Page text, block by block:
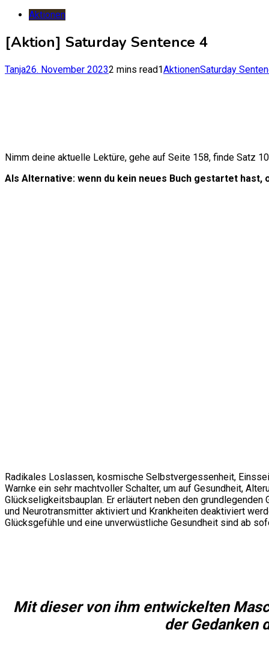
nach:
Aktionen
[Aktion] Saturday Sentence 4
Tanja26. November 20232 mins read1AktionenSaturday
Nimm deine aktuelle Lektüre, gehe auf Seite 158, finde Satz
Als Alternative: wenn du kein neues Buch gestartet hast,
Radikales Loslassen, kosmische Selbstvergessenheit,
Warnke ein sehr machtvoller Schalter, um auf Gesundheit,
Glückseligkeitsbauplan. Er erläutert neben den
und Neurotransmitter aktiviert und Krankheiten deaktiviert
Glücksgefühle und eine unverwüstliche Gesundheit sind ab
Mit dieser von ihm entwickelten
der Gedanken